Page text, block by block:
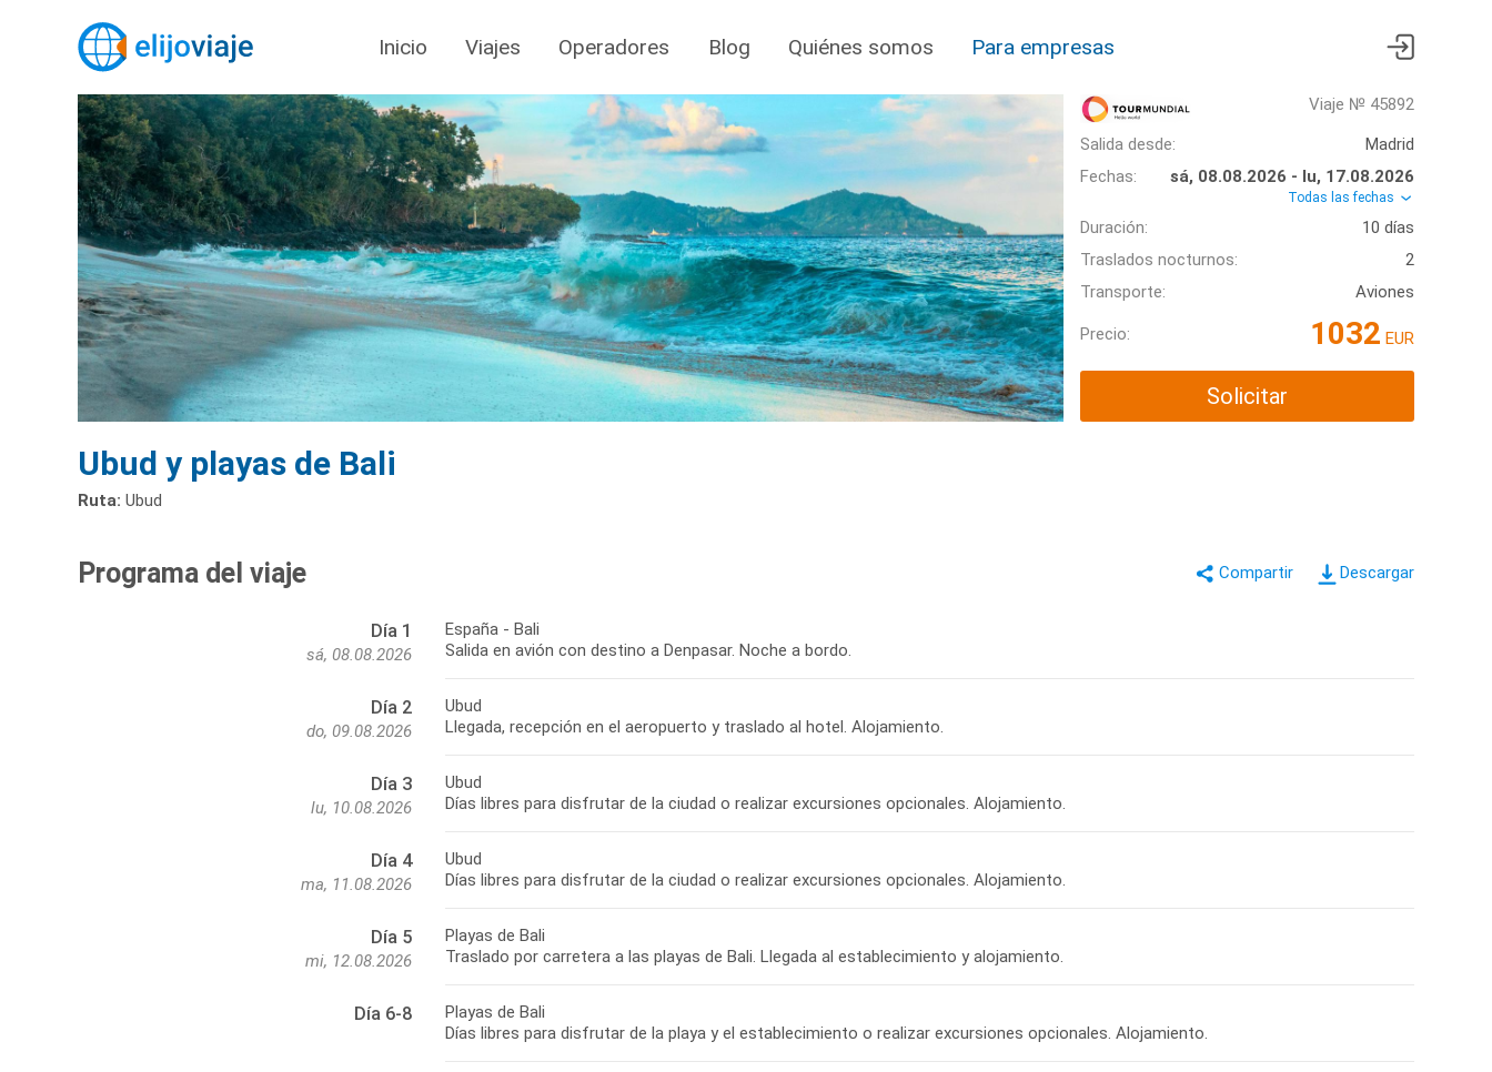
Inicio Viajes Operadores Blog Quiénes somos Para empresas
Viaje № 45892
Salida desde:
Madrid
Fechas:
sá, 08.08.2026 - lu, 17.08.2026
Todas las fechas
Duración:
10 días
Traslados nocturnos:
2
Transporte:
Aviones
Precio: 1032 EUR
Solicitar
Ubud y playas de Bali
Ruta: Ubud
Descargar
Programa del viaje
Día 1
sá, 08.08.2026
España - Bali
Salida en avión con destino a Denpasar. Noche a bordo.
Día 2
do, 09.08.2026
Ubud
Llegada, recepción en el aeropuerto y traslado al hotel. Alojamiento.
Día 3
lu, 10.08.2026
Ubud
Días libres para disfrutar de la ciudad o realizar excursiones opcionales. Alojamiento.
Día 4
ma, 11.08.2026
Ubud
Días libres para disfrutar de la ciudad o realizar excursiones opcionales. Alojamiento.
Día 5
mi, 12.08.2026
Playas de Bali
Traslado por carretera a las playas de Bali. Llegada al establecimiento y alojamiento.
Día 6-8
Playas de Bali
Días libres para disfrutar de la playa y el establecimiento o realizar excursiones opcionales. Alojamiento.